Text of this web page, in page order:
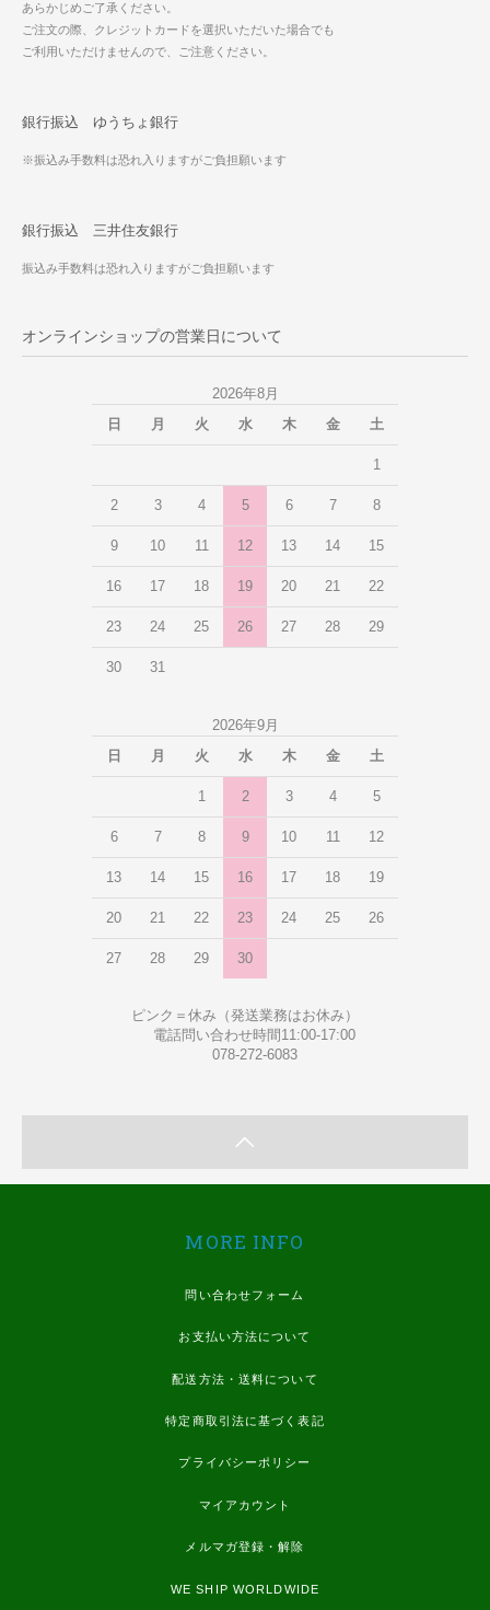
あらかじめご了承ください。
ご注文の際、クレジットカードを選択いただいた場合でも
ご利用いただけませんので、ご注意ください。
銀行振込 ゆうちょ銀行
※振込み手数料は恐れ入りますがご負担願います
銀行振込 三井住友銀行
振込み手数料は恐れ入りますがご負担願います
オンラインショップの営業日について
2026年8月
日
月 火 水 木 金 土
1
2 3 4 5 6 7 8
9 10 11 12 13 14 15
16 17 18 19 20 21 22
23 24 25 26 27 28 29
30 31
2026年9月
日
月 火 水 木 金 土
1 2 3 4 5
6 7 8 9 10 11 12
13 14 15 16 17 18 19
20 21 22 23 24 25 26
27 28 29 30
ピンク＝休み（発送業務はお休み）
電話問い合わせ時間11:00-17:00
078-272-6083
MORE INFO
問い合わせフォーム
お支払い方法について
配送方法・送料について
特定商取引法に基づく表記
プライバシーポリシー
マイアカウント
メルマガ登録・解除
WE SHIP WORLDWIDE